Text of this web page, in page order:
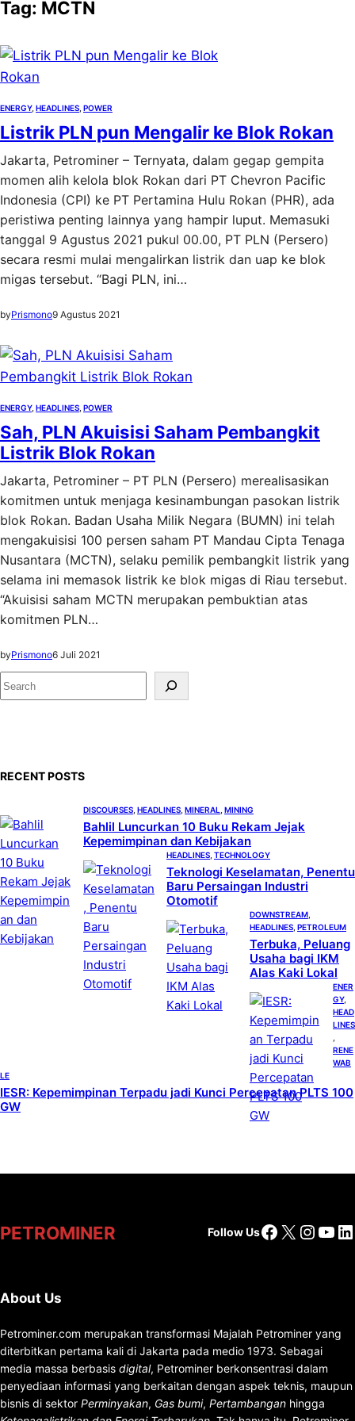
Tag: MCTN
ENERGY, HEADLINES POWER
Listrik PLN pun Mengalir ke Blok Rokan
Jakarta, Petrominer – Ternyata, dalam gegap gempita
momen alih kelola blok Rokan dari PT Chevron Pacific
Indonesia (CPI) ke PT Pertamina Hulu Rokan (PHR), ada
peristiwa penting lainnya yang hampir luput. Memasuki
tanggal 9 Agustus 2021 pukul 00.00, PT PLN (Persero)
secara resmi mulai mengalirkan listrik dan uap ke blok
migas tersebut. “Bagi PLN, ini…
byPrismono9 Agustus 2021
ENERGY, HEADLINES POWER
Sah, PLN Akuisisi Saham Pembangkit
Listrik Blok Rokan
Jakarta, Petrominer – PT PLN (Persero) merealisasikan
komitmen untuk menjaga kesinambungan pasokan listrik
blok Rokan. Badan Usaha Milik Negara (BUMN) ini telah
mengakuisisi 100 persen saham PT Mandau Cipta Tenaga
Nusantara (MCTN), selaku pemilik pembangkit listrik yang
selama ini memasok listrik ke blok migas di Riau tersebut.
“Akuisisi saham MCTN merupakan pembuktian atas
komitmen PLN…
byPrismono6 Juli 2021
S
e
RECENT POSTS
DISCOURSES HEADLINES MINERAL MINING
Bahlil Luncurkan 10 Buku Rekam Jejak
Kepemimpinan dan Kebijakan
HEADLINES TECHNOLOGY
Teknologi Keselamatan, Penentu
Baru Persaingan Industri
Otomotif
DOWNSTREAM
HEADLINES PETROLEUM
Terbuka, Peluang
Usaha bagi IKM
Alas Kaki Lokal
ENER
GY
HEAD
LINES
RENE
WAB
LE
IESR: Kepemimpinan Terpadu jadi Kunci Percepatan PLTS 100
GW
PETROMINER Follow UsFacebook
X
About Us
Petrominer.com merupakan transformasi Majalah Petrominer yang
diterbitkan pertama kali di Jakarta pada medio 1973. Sebagai
media massa berbasis digital, Petrominer berkonsentrasi dalam
penyediaan informasi yang berkaitan dengan aspek teknis, maupun
bisnis di sektor Perminyakan, Gas bumi, Pertambangan hingga